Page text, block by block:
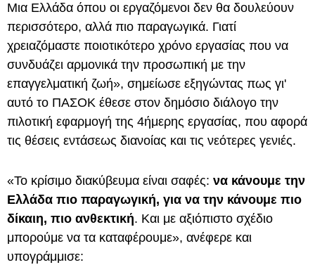
Μια Ελλάδα όπου οι εργαζόμενοι δεν θα δουλεύουν
περισσότερο, αλλά πιο παραγωγικά. Γιατί
χρειαζόμαστε ποιοτικότερο χρόνο εργασίας που να
συνδυάζει αρμονικά την προσωπική με την
επαγγελματική ζωή», σημείωσε εξηγώντας πως γι'
αυτό το ΠΑΣΟΚ έθεσε στον δημόσιο διάλογο την
πιλοτική εφαρμογή της 4ήμερης εργασίας, που αφορά
τις θέσεις εντάσεως διανοίας και τις νεότερες γενιές.
«Το κρίσιμο διακύβευμα είναι σαφές: να κάνουμε την
Ελλάδα πιο παραγωγική, για να την κάνουμε πιο
δίκαιη, πιο ανθεκτική. Και με αξιόπιστο σχέδιο
μπορούμε να τα καταφέρουμε», ανέφερε και
υπογράμμισε: